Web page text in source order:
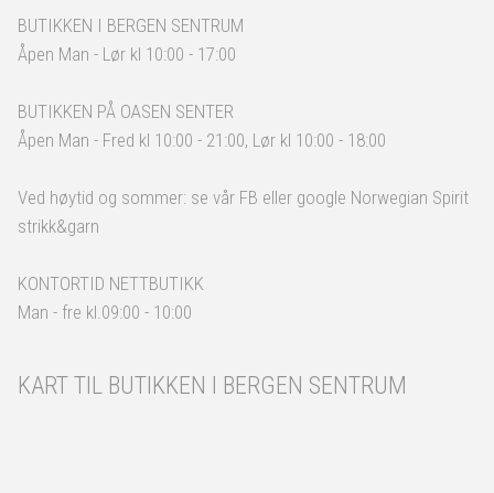
BUTIKKEN I BERGEN SENTRUM
Åpen Man - Lør kl 10:00 - 17:00
BUTIKKEN PÅ OASEN SENTER
Åpen Man - Fred kl 10:00 - 21:00, Lør kl 10:00 - 18:00
Ved høytid og sommer: se vår FB eller google Norwegian Spirit
strikk&garn
KONTORTID NETTBUTIKK
Man - fre kl.09:00 - 10:00
KART TIL BUTIKKEN I BERGEN SENTRUM